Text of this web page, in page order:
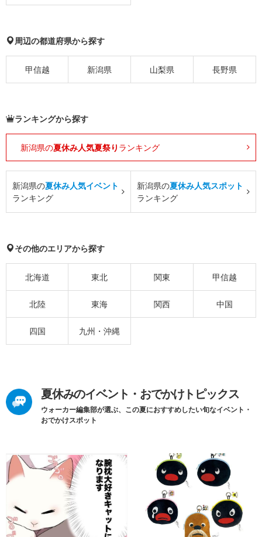
周辺の都道府県から探す
甲信越 新潟県 山梨県 長野県
ランキングから探す
新潟県の夏休み人気夏祭り ランキング
新潟県の夏休み人気イベント
ランキング
新潟県の夏休み人気スポット
ランキング
その他のエリアから探す
北海道 東北 関東 甲信越
北陸 東海 関西 中国
四国 九州・沖縄
夏休みのイベント・おでかけトピックス
ウォーカー編集部が選ぶ、この夏におすすめしたい旬なイベント・
おでかけスポット